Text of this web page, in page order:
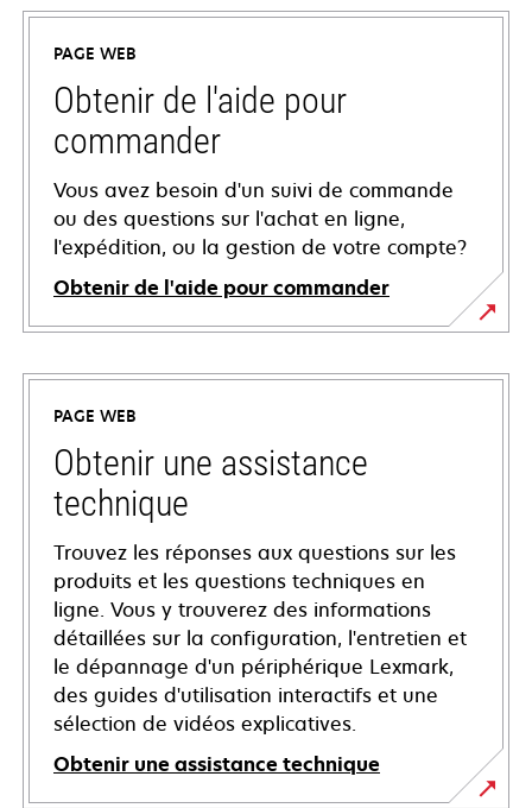
PAGE WEB
Obtenir de l'aide pour
commander
Vous avez besoin d'un suivi de commande
ou des questions sur l'achat en ligne,
l'expédition, ou la gestion de votre compte?
Obtenir de l'aide pour commander
PAGE WEB
Obtenir une assistance
technique
Trouvez les réponses aux questions sur les
produits et les questions techniques en
ligne. Vous y trouverez des informations
détaillées sur la configuration, l'entretien et
le dépannage d'un périphérique Lexmark,
des guides d'utilisation interactifs et une
sélection de vidéos explicatives.
Obtenir une assistance technique